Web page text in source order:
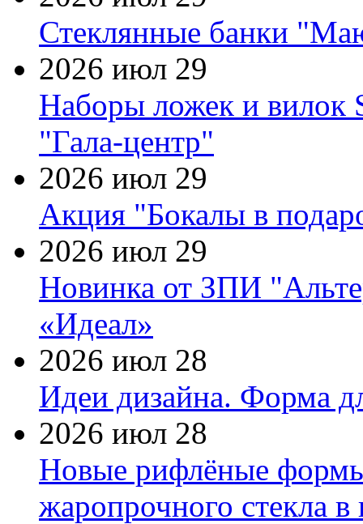
Стеклянные банки
2026 июл 29
Наборы ложек и вилок
"Гала-центр"
2026 июл 29
Акция "Бокалы в
2026 июл 29
Новинка от ЗПИ
«Идеал»
2026 июл 28
Идеи дизайна. Форма
2026 июл 28
Новые рифлёные формы
жаропрочного стекла